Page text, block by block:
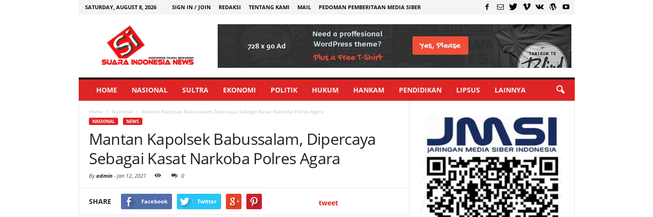
SATURDAY, AUGUST 8, 2026 SIGN IN / JOIN REDAKSI TENTANG KAMI MAIL PEDOMAN PEMBERITAAN MEDIA SIBER
HOME NASIONAL SULTRA EKONOMI POLITIK HUKUM HANKAM PENDIDIKAN LIPSUS LAINNYA
Home Nasional Mantan Kapolsek Babussalam, Dipercaya Sebagai Kasat Narkoba Polres Agara
NASIONAL NEWS
Mantan Kapolsek Babussalam, Dipercaya
Sebagai Kasat Narkoba Polres Agara
Byadmin - Jan 12, 2021 0
SHARE Facebook Twitter tweet